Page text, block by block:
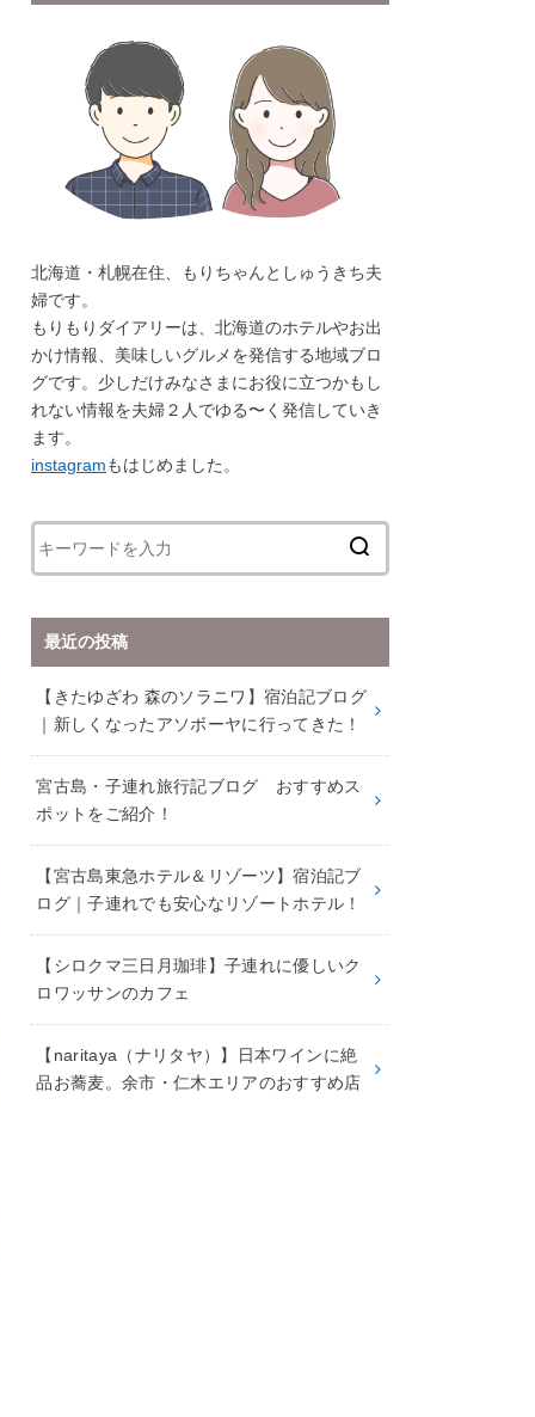
北海道・札幌在住、もりちゃんとしゅうきち夫
婦です。
もりもりダイアリーは、北海道のホテルやお出
かけ情報、美味しいグルメを発信する地域ブロ
グです。少しだけみなさまにお役に立つかもし
れない情報を夫婦２人でゆる〜く発信していき
ます。
instagramもはじめました。
最近の投稿
【きたゆざわ 森のソラニワ】宿泊記ブログ
｜新しくなったアソボーヤに行ってきた！
宮古島・子連れ旅行記ブログ おすすめス
ポットをご紹介！
【宮古島東急ホテル＆リゾーツ】宿泊記ブ
ログ｜子連れでも安心なリゾートホテル！
【シロクマ三日月珈琲】子連れに優しいク
ロワッサンのカフェ
【naritaya（ナリタヤ）】日本ワインに絶
品お蕎麦。余市・仁木エリアのおすすめ店